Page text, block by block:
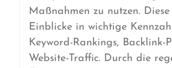
Maßnahmen zu nutzen.
Einblicke in wichtige
Keyword-Rankings, Backlink-
Website-Traffic. Durch die